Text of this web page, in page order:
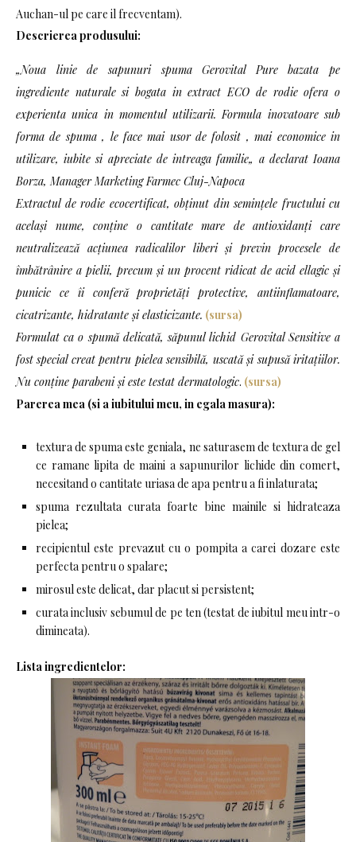
Auchan-ul pe care il frecventam).
Descrierea produsului:
„Noua linie de sapunuri spuma Gerovital Pure bazata pe
ingrediente naturale si bogata in extract ECO de rodie ofera o
experienta unica in momentul utilizarii. Formula inovatoare sub
forma de spuma , le face mai usor de folosit , mai economice in
utilizare, iubite si apreciate de intreaga familie„ a declarat Ioana
Borza, Manager Marketing Farmec Cluj-Napoca
Extractul de rodie ecocertificat, obţinut din seminţele fructului cu
acelaşi nume, conţine o cantitate mare de antioxidanţi care
neutralizează acţiunea radicalilor liberi şi previn procesele de
îmbătrânire a pielii, precum şi un procent ridicat de acid ellagic şi
punicic ce îi conferă proprietăţi protective, antiinflamatoare,
cicatrizante, hidratante şi elasticizante. (sursa)
Formulat ca o spumă delicată, săpunul lichid Gerovital Sensitive a
fost special creat pentru pielea sensibilă, uscată şi supusă iritaţiilor.
Nu conține parabeni și este testat dermatologic. (sursa)
Parerea mea (si a iubitului meu, in egala masura):
textura de spuma este geniala, ne saturasem de textura de gel
ce ramane lipita de maini a sapunurilor lichide din comert,
necesitand o cantitate uriasa de apa pentru a fi inlaturata;
spuma rezultata curata foarte bine mainile si hidrateaza
pielea;
recipientul este prevazut cu o pompita a carei dozare este
perfecta pentru o spalare;
mirosul este delicat, dar placut si persistent;
curata inclusiv sebumul de pe ten (testat de iubitul meu intr-o
dimineata).
Lista ingredientelor: